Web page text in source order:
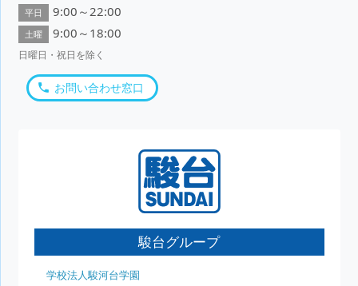
平日 9:00～22:00
土曜 9:00～18:00
日曜日・祝日を除く
お問い合わせ窓口
駿台グループ
学校法人駿河台学園